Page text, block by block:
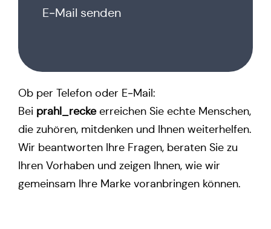
E‑Mail senden
Ob per Telefon oder E‑Mail:
Bei prahl_reckeerrei­chen Sie echte Men­schen,
die zuhören, mit­den­ken und Ihnen wei­ter­hel­fen.
Wir beant­wor­ten Ihre Fragen, beraten Sie zu
Ihren Vor­ha­ben und zeigen Ihnen, wie wir
gemein­sam Ihre Marke vor­an­brin­gen können.